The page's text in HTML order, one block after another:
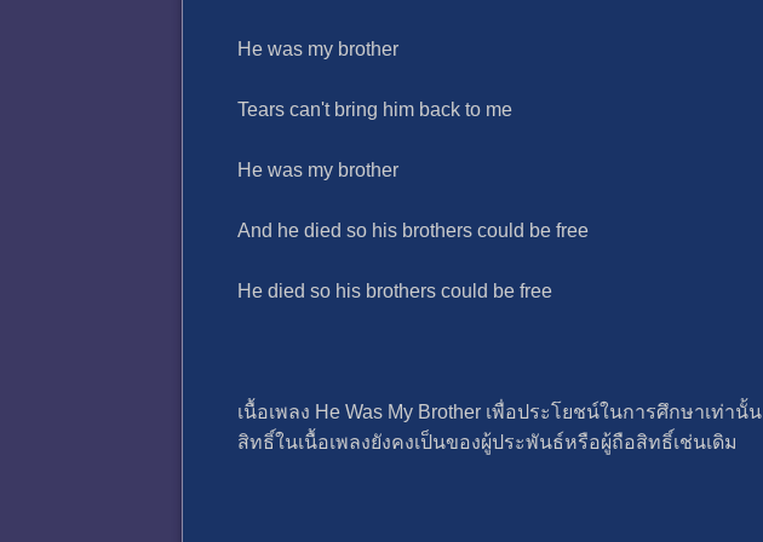
He was my brother
Tears can't bring him back to me
He was my brother
And he died so his brothers could be free
He died so his brothers could be free
เนื้อเพลง He Was My Brother เพื่อประโยชน์ในการศึกษาเท่านั้น
สิทธิ์ในเนื้อเพลงยังคงเป็นของผู้ประพันธ์หรือผู้ถือสิทธิ์เช่นเดิม